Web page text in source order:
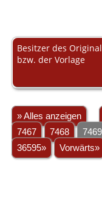
Besitzer des
bzw. der Vorlage
» Alles anzeigen
7467
7468 7469
36595»
Vorwärts»